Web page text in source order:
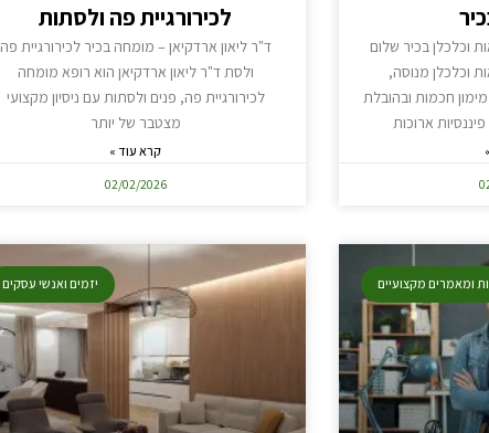
וכלכלן בכיר שלום
וכלכלן מנוסה,
חכמות ובהובלת
ארוכות
לכירורגיית פה ולסתות
ד"ר ליאון ארדקיאן – מומחה בכיר לכירורגיית פה
ולסת ד"ר ליאון ארדקיאן הוא רופא מומחה
לכירורגיית פה, פנים ולסתות עם ניסיון מקצועי
מצטבר של יותר
קרא עוד »
02/02/2026
ומאמרים מקצועיים יזמים ואנשי עסקים